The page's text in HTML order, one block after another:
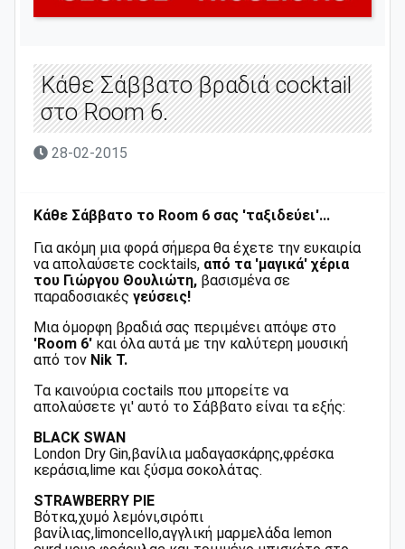
Κάθε Σάββατο βραδιά cocktail
στο Room 6.
28-02-2015
Κάθε Σάββατο το Room 6 σας 'ταξιδεύει'...
Για ακόμη μια φορά σήμερα θα έχετε την ευκαιρία
να απολαύσετε cocktails, από τα 'μαγικά' χέρια
του Γιώργου Θουλιώτη, βασισμένα σε
παραδοσιακές γεύσεις!
Μια όμορφη βραδιά σας περιμένει απόψε στο
'Room 6' και όλα αυτά με την καλύτερη μουσική
από τον Nik T.
Τα καινούρια coctails που μπορείτε να
απολαύσετε γι' αυτό το Σάββατο είναι τα εξής:
BLACK SWAN
London Dry Gin,βανίλια μαδαγασκάρης,φρέσκα
κεράσια,lime και ξύσμα σοκολάτας.
STRAWBERRY PIE
Βότκα,χυμό λεμόνι,σιρόπι
βανίλιας,limoncello,αγγλική μαρμελάδα lemon